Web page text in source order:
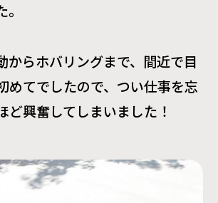
からホバリングまで、間近で目
めてでしたので、つい仕事を忘
ど興奮してしまいました！